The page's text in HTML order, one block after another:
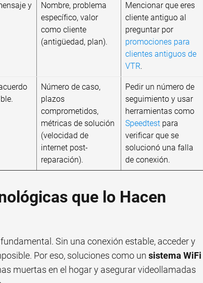
y
Nombre, problema
específico, valor
como cliente
(antigüedad, plan).
Mencionar que eres
cliente antiguo al
preguntar por
promociones para
clientes antiguos de
VTR.
Número de caso,
plazos
comprometidos,
métricas de solución
(velocidad de
internet post-
reparación).
Pedir un número de
seguimiento y usar
herramientas como
Speedtest para
verificar que se
solucionó una falla
de conexión.
que lo Hacen
Sin una conexión estable, acceder y
Por eso, soluciones como un sistema WiFi
muertas en el hogar y asegurar videollamadas